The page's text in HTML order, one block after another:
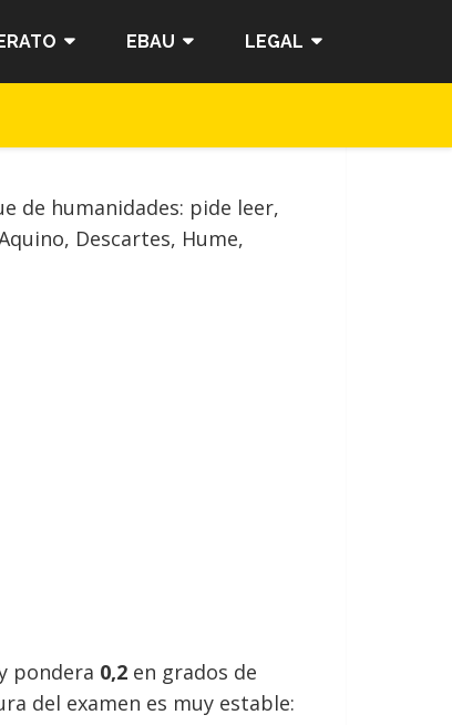
EBAU LEGAL
de humanidades: pide leer,
Descartes, Hume,
pondera 0,2 en grados de
del examen es muy estable: